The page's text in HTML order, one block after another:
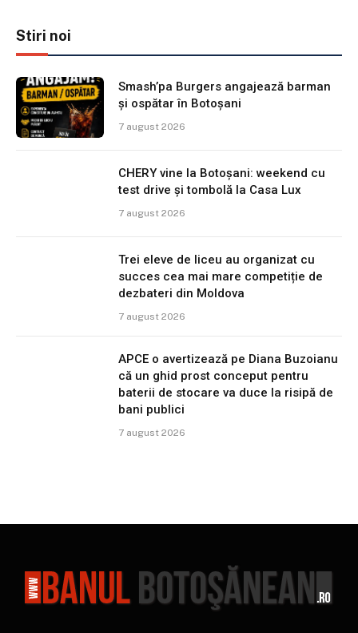
Stiri noi
Smash’pa Burgers angajează barman
și ospătar în Botoșani
7 august 2026
CHERY vine la Botoșani: weekend cu
test drive și tombolă la Casa Lux
7 august 2026
Trei eleve de liceu au organizat cu
succes cea mai mare competiție de
dezbateri din Moldova
7 august 2026
APCE o avertizează pe Diana Buzoianu
că un ghid prost conceput pentru
baterii de stocare va duce la risipă de
bani publici
7 august 2026